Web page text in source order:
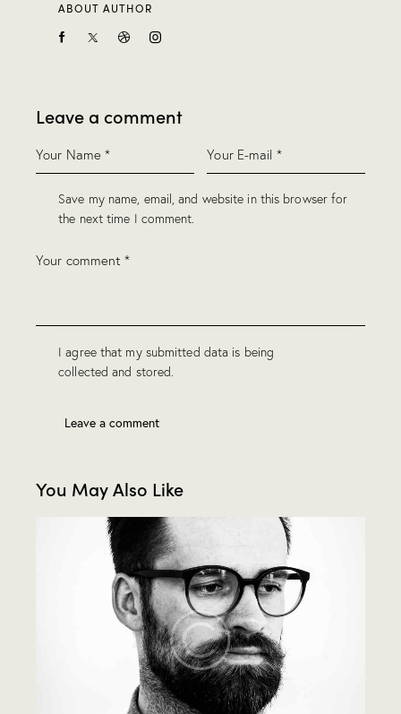
ABOUT AUTHOR
Leave a comment
Save my name, email, and website in this browser for
the next time I comment.
I agree that my submitted data is being
collected and stored.
You May Also Like